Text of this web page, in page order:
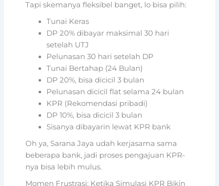
Tapi skemanya fleksibel banget, lo bisa pilih:
Tunai Keras
DP 20% dibayar maksimal 30 hari
setelah UTJ
Pelunasan 30 hari setelah DP
Tunai Bertahap (24 Bulan)
DP 20%, bisa dicicil 3 bulan
Pelunasan dicicil flat selama 24 bulan
KPR (Rekomendasi pribadi)
DP 10%, bisa dicicil 3 bulan
Sisanya dibayarin lewat KPR bank
Oh ya, Sarana Jaya udah kerjasama sama
beberapa bank, jadi proses pengajuan KPR-
nya bisa lebih mulus.
Momen Frustrasi: Ketika Simulasi KPR Bikin